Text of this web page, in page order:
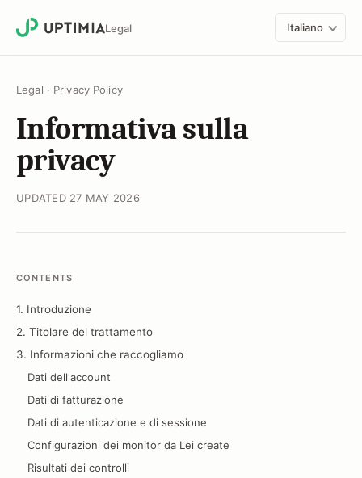
Legal Italiano
Legal · Privacy Policy
Informativa sulla
privacy
UPDATED 27 MAY 2026
CONTENTS
1. Introduzione
2. Titolare del trattamento
3. Informazioni che raccogliamo
Dati dell'account
Dati di fatturazione
Dati di autenticazione e di sessione
Configurazioni dei monitor da Lei create
Risultati dei controlli